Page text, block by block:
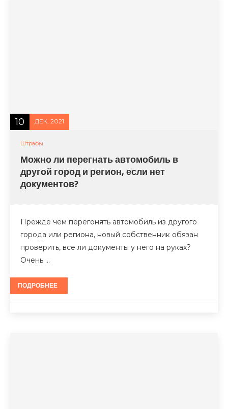
10 ДЕК, 2021
Штрафы
Можно ли перегнать автомобиль в
другой город и регион, если нет
документов?
Прежде чем перегонять автомобиль из другого
города или региона, новый собственник обязан
проверить, все ли документы у него на руках?
Очень …
ПОДРОБНЕЕ